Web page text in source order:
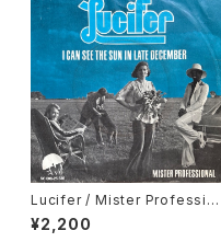
Lucifer / Mister Profession
al, I Can See The Sun In La
te December
¥2,200